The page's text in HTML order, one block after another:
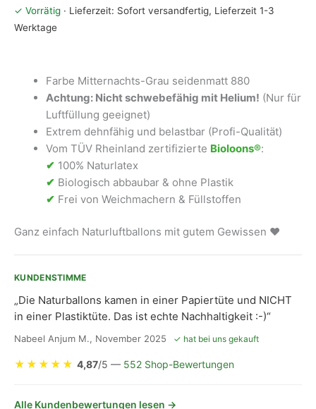
Luftballon
12cm
seidenmatt
Menge
✓ Vorrätig · Lieferzeit: Sofort versandfertig, Lieferzeit 1-3
Werktage
Farbe Mitternachts-Grau seidenmatt 880
Achtung: Nicht schwebefähig mit Helium! (Nur für
Luftfüllung geeignet)
Extrem dehnfähig und belastbar (Profi-Qualität)
Vom TÜV Rheinland zertifizierte Bioloons®:
✔ 100% Naturlatex
✔ Biologisch abbaubar & ohne Plastik
✔ Frei von Weichmachern & Füllstoffen
Ganz einfach Naturluftballons mit gutem Gewissen ❤
KUNDENSTIMME
„Die Naturballons kamen in einer Papiertüte und NICHT
in einer Plastiktüte. Das ist echte Nachhaltigkeit :-)“
Nabeel Anjum M., November 2025 ✓ hat bei uns gekauft
★ ★ ★ ★ ★ 4,87/5 — 552 Shop-Bewertungen
Alle Kundenbewertungen lesen →